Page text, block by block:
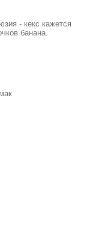
- кекс кажется
банана.